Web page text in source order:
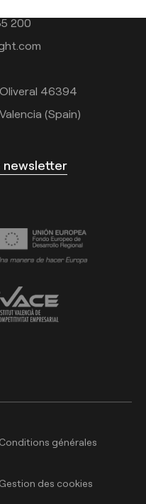
200
Oliveral 46394
(Spain)
newsletter
Conditions générales
Gestion des cookies